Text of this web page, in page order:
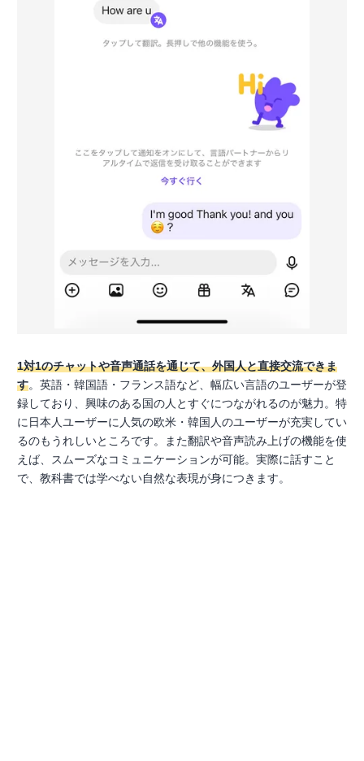
1対1のチャットや音声通話を通じて、外国人と直接交流できま
す。英語・韓国語・フランス語など、幅広い言語のユーザーが登
録しており、興味のある国の人とすぐにつながれるのが魅力。特
に日本人ユーザーに人気の欧米・韓国人のユーザーが充実してい
るのもうれしいところです。また翻訳や音声読み上げの機能を使
えば、スムーズなコミュニケーションが可能。実際に話すこと
で、教科書では学べない自然な表現が身につきます。